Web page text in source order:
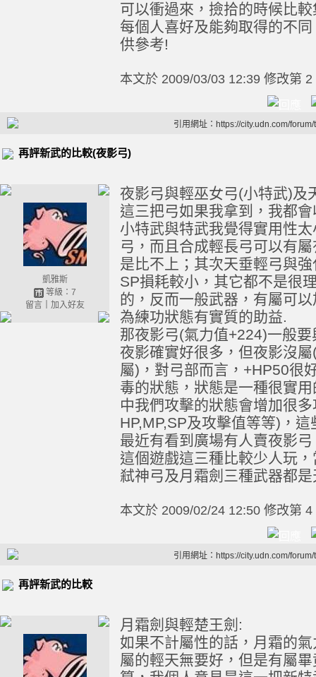
可以衝過來，撿拾的時候比
每個人喜好及能夠取得的不
供參考!
本文於 2009/03/03 12:39 修改第 2
引用網址：https://city.udn.com/
再評新武的比較(夜影弓)
凱雅斯
等級：7
留言｜ 加入好友
夜影弓與輕巫女弓(小特武)及
這三把弓如果我拿到，我都
小特武與特武我覺得實用性
弓，而且合成輕長弓可以有
是比不上；其次天垂輕弓與
SP損耗較小，其它都不是很
的，反而一般武器，有屬可
為練功狀態有實質的助益.
那夜影弓(氣力值+224)一般
夜影確實好很多，但夜影沒
屬)，對弓部而言，+HP50很
毒的狀態，狀態是一種很實
中我們攻擊的狀態會增加很
HP,MP,SP及攻擊值等等)，
最近有看到廣場有人賣夜影
這個遊戲這三種比較少人玩
弒神弓及月霜劍三種武器都
本文於 2009/02/24 12:50 修改第 4
引用網址：https://city.udn.com/
再評新武的比較
月霜劍與輕楚王劍:
如果不計屬性的話，月霜的
屬的輕天無要好，但是有屬